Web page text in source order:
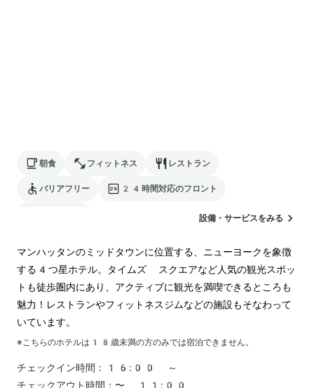
朝食 フィットネス レストラン
バリアフリー 24時間対応のフロント
設備・サービスをみる
マンハッタンのミッドタウンに位置する、ニューヨークを象徴
する4つ星ホテル。タイムズ スクエアなど人気の観光スポッ
トも徒歩圏内にあり、アクティブに観光を満喫できるところも
魅力！レストランやフィットネスジムなどの施設もそなわって
いています。
※こちらのホテルは 18 歳未満の方のみでは宿泊できません。
チェックイン時間：
16:00 ～
チェックアウト時間： 〜 11:00